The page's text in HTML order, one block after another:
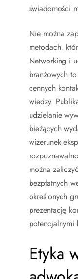
świadomości
Nie można
metodach,
Networking i
branżowych
cennych
wiedzy.
udzielanie
bieżących
wizerunek
można
bezpłatnych
określonych
prezentację
potencjalnymi
Etyka